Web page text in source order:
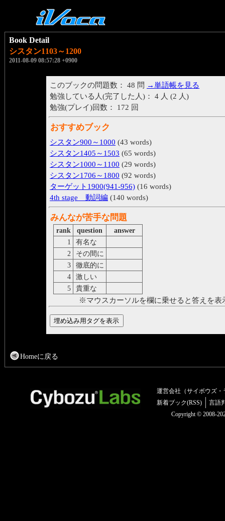
Book Detail
シスタン1103～1200
2011-08-09 08:57:28 +0900
このブックの問題数： 48 問 →単語帳を見る
勉強している人(完了した人)： 4 人 (2 人)
勉強(プレイ)回数： 172 回
おすすめブック
シスタン900～1000 (43 words)
シスタン1405～1503 (65 words)
シスタン1000～1100 (29 words)
シスタン1706～1800 (92 words)
ターゲット1900(941-956) (16 words)
4th stage 動詞編 (140 words)
みんなが苦手な問題
rank question
answer
1
有名な
2
その間に
3
徹底的に
4
激しい
5
貴重な
※マウスカーソルを欄に乗せると答えを表
Homeに戻る
運営会社（サイボウズ・
新着ブック(RSS)
言語
Copyright © 2008-